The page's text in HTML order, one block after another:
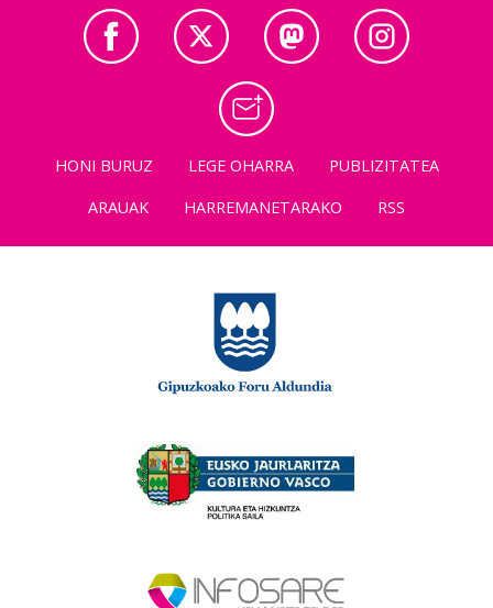
HONI BURUZ LEGE OHARRA
PUBLIZITATEA
ARAUAK
HARREMANETARAKO RSS